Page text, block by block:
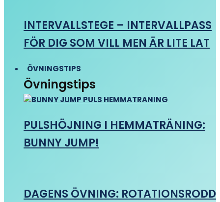
INTERVALLSTEGE – INTERVALLPASS
FÖR DIG SOM VILL MEN ÄR LITE LAT
ÖVNINGSTIPS
Övningstips
PULSHÖJNING I HEMMATRÄNING:
BUNNY JUMP!
DAGENS ÖVNING: ROTATIONSRODD